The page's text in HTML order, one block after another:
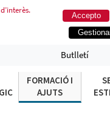
Accepto
Butlletí
FORMACIÓ I
AJUTS